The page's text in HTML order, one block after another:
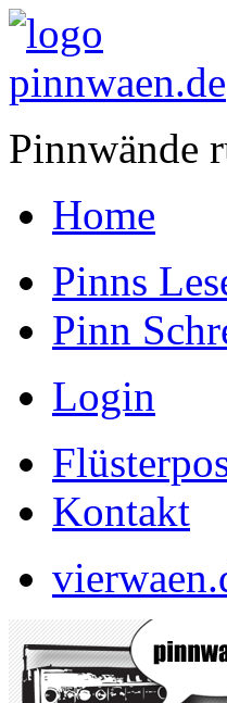
Pinnwände
Home
Pinns
Pinn
Login
Kontakt